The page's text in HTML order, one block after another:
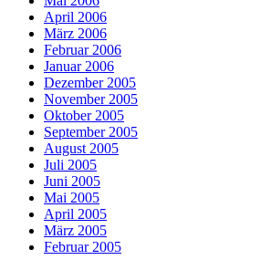
April 2006
März 2006
Februar 2006
Januar 2006
Dezember 2005
November 2005
Oktober 2005
September 2005
August 2005
Juli 2005
Juni 2005
Mai 2005
April 2005
März 2005
Februar 2005